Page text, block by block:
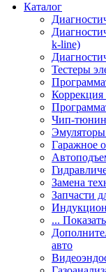
Каталог
k-line)
Тестеры
Коррекция
Чип-
Эмуляторы
Гаражное
Замена
Запчасти
...
авто